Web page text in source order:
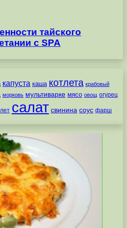
тайского
с SPA
капуста каша котлета крабовый
морковь мультиварке мясо овощ огурец
салат свинина соус фарш